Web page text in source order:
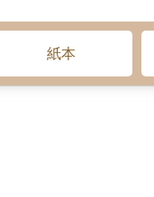
紙本